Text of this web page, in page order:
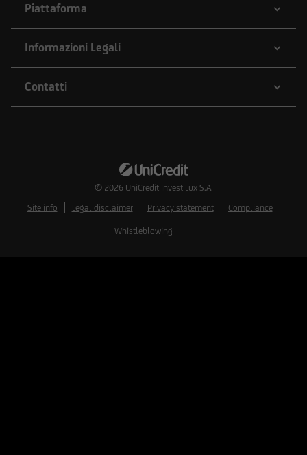
Piattaforma
Informazioni Legali
Contatti
© 2026 UniCredit Invest Lux S.A.
Site info
Legal disclaimer Privacy statement Compliance
Whistleblowing